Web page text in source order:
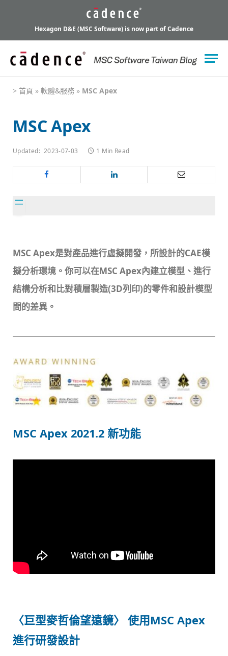
Hexagon D&E (MSC Software) is now part of Cadence
> 首頁 » 軟體&服務 » MSC Apex
MSC Apex
Updated: 2023-07-03 1 Min Read
MSC Apex是對產品進行虛擬開發，所設計的CAE模
擬分析環境。你可以在MSC Apex內建立模型、進行
結構分析和比對積層製造(3D列印)的零件和設計模型
間的差異。
MSC Apex 2021.2 新功能
〈巨型麥哲倫望遠鏡〉 使用MSC Apex
進行研發設計